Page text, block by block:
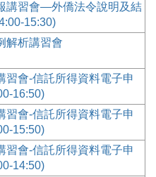
講習會—外僑法令說明及結
15:30)
解析講習會
習會-信託所得資料電子申
16:50)
習會-信託所得資料電子申
15:50)
習會-信託所得資料電子申
14:50)